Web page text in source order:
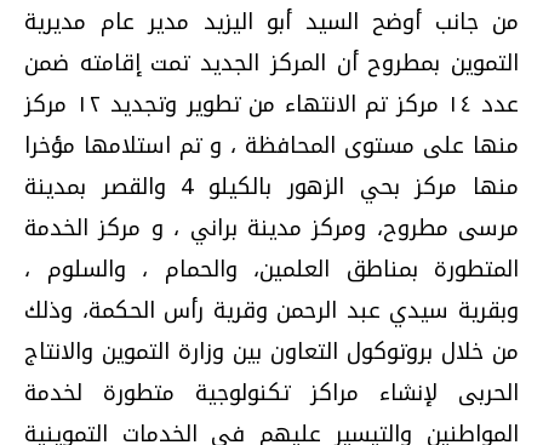
من جانب أوضح السيد أبو اليزيد مدير عام مديرية
التموين بمطروح أن المركز الجديد تمت إقامته ضمن
عدد ١٤ مركز تم الانتهاء من تطوير وتجديد ١٢ مركز
منها على مستوى المحافظة ، و تم استلامها مؤخرا
منها مركز بحي الزهور بالكيلو 4 والقصر بمدينة
مرسى مطروح، ومركز مدينة براني ، و مركز الخدمة
المتطورة بمناطق العلمين، والحمام ، والسلوم ،
وبقرية سيدي عبد الرحمن وقرية رأس الحكمة، وذلك
من خلال بروتوكول التعاون بين وزارة التموين والانتاج
الحربى لإنشاء مراكز تكنولوجية متطورة لخدمة
المواطنين والتيسير عليهم فى الخدمات التموينية